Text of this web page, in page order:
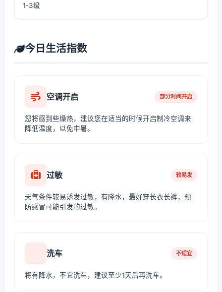
1-3级
今日生活指数
空调开启 部分时间开启
您将感到些燥热，建议您在适当的时候开启制冷空调来
降低温度，以免中暑。
过敏 较易发
天气条件较易诱发过敏，有降水，最好穿长衣长裤，预
防感冒可能引发的过敏。
洗车 不适宜
将有降水，不宜洗车，建议至少1天后再洗车。